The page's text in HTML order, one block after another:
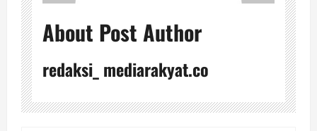
About Post Author
redaksi_ mediarakyat.co